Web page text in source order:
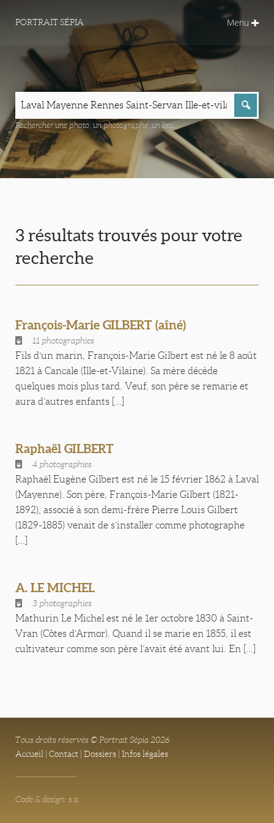
PORTRAIT SÉPIA Menu
Rechercher une photo, un photographe, un lieu...
3 résultats trouvés pour votre
recherche
François-Marie GILBERT (aîné)
11 photographies
Fils d’un marin, François-Marie Gilbert est né le 8 août
1821 à Cancale (Ille-et-Vilaine). Sa mère décède
quelques mois plus tard. Veuf, son père se remarie et
aura d’autres enfants [...]
Raphaël GILBERT
4 photographies
Raphaël Eugène Gilbert est né le 15 février 1862 à Laval
(Mayenne). Son père, François-Marie Gilbert (1821-
1892), associé à son demi-frère Pierre Louis Gilbert
(1829-1885) venait de s’installer comme photographe
A. LE MICHEL
3 photographies
Mathurin Le Michel est né le 1er octobre 1830 à Saint-
Vran (Côtes d’Armor). Quand il se marie en 1855, il est
cultivateur comme son père l’avait été avant lui. En [...]
Tous droits réservés © Portrait Sépia 2026
Accueil
Contact Dossiers Infos légales
Code & design: s.a